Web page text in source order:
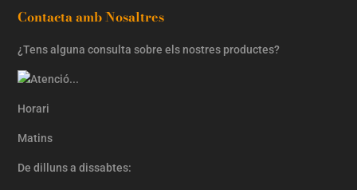
Contacta amb Nosaltres
¿Tens alguna consulta sobre els nostres productes?
Horari
Matins
De dilluns a dissabtes: